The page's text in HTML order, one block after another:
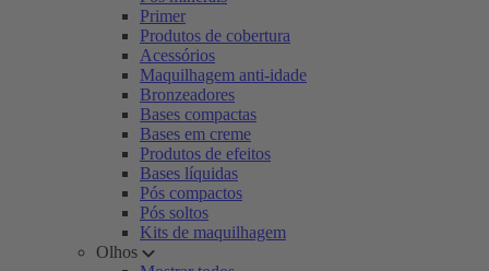
Primer
Produtos de cobertura
Acessórios
Maquilhagem anti-idade
Bronzeadores
Bases compactas
Bases em creme
Produtos de efeitos
Bases líquidas
Pós compactos
Pós soltos
Kits de maquilhagem
Olhos